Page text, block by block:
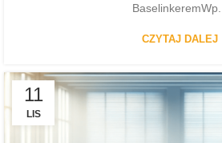
BaselinkeremWp...
CZYTAJ DALEJ
11
LIS